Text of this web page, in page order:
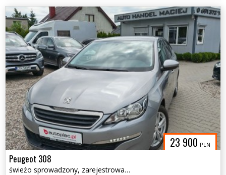
23 900 PLN
Peugeot 308
świeżo sprowadzony, zarejestrowany